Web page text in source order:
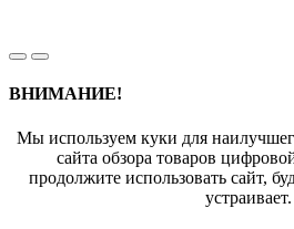
ВНИМАНИЕ!
Мы используем куки для
сайта обзора товаров
продолжите использовать сайт,
устраивает.